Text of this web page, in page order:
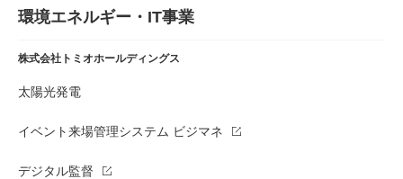
環境エネルギー・IT事業
株式会社トミオホールディングス
太陽光発電
イベント来場管理システム ビジマネ
デジタル監督